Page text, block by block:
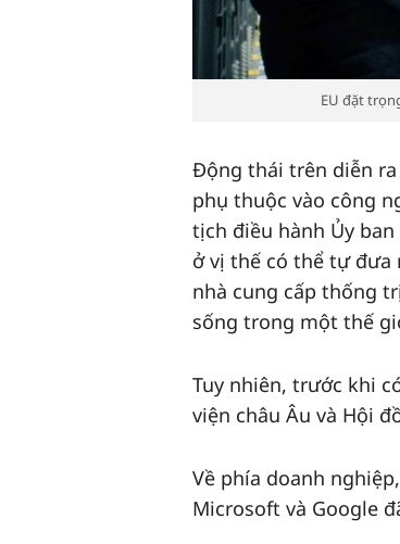
EU đặt
Động thái trên diễn ra
phụ thuộc vào công
tịch điều hành Ủy
ở vị thế có thể tự đưa
nhà cung cấp thống
sống trong một thế
Tuy nhiên, trước khi
viện châu Âu và Hội
Về phía doanh
Microsoft và Google